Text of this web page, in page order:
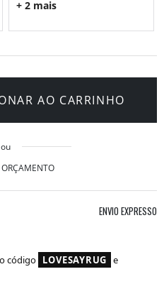
+ 2 mais
AO CARRINHO
ou
ORÇAMENTO
ENVIO EXPRESSO
código LOVESAYRUG e